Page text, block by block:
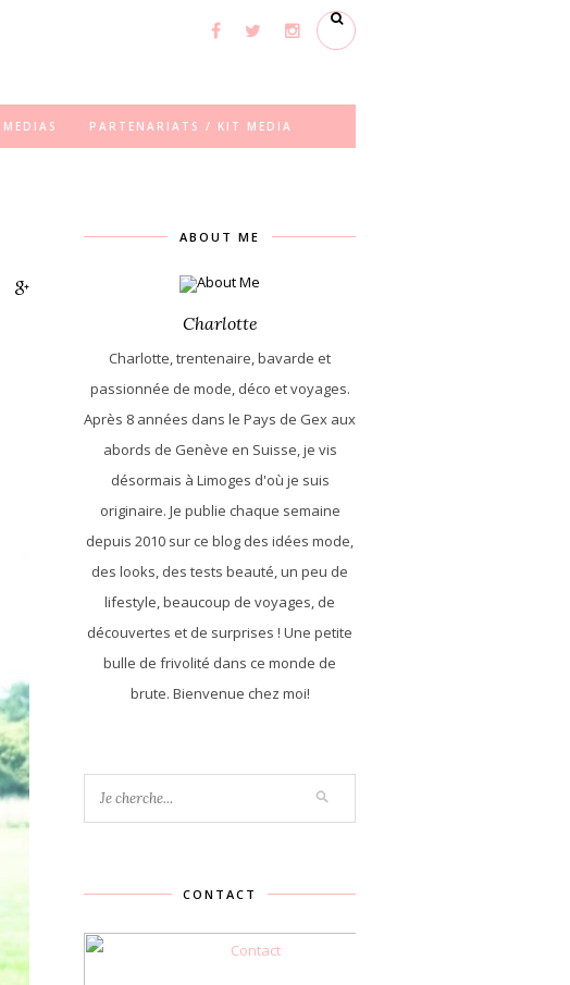
PARTENARIATS / KIT MEDIA
ABOUT ME
Charlotte
Charlotte, trentenaire, bavarde et
passionnée de mode, déco et voyages.
Après 8 années dans le Pays de Gex aux
abords de Genève en Suisse, je vis
désormais à Limoges d'où je suis
originaire. Je publie chaque semaine
depuis 2010 sur ce blog des idées mode,
des looks, des tests beauté, un peu de
lifestyle, beaucoup de voyages, de
découvertes et de surprises ! Une petite
bulle de frivolité dans ce monde de
brute. Bienvenue chez moi!
CONTACT